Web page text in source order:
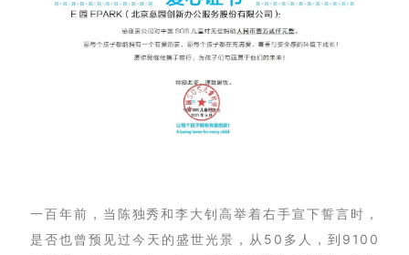
一百年前，当陈独秀和李大钊高举着右手宣下誓言时，
是否也曾预见过今天的盛世光景，从50多人，到9100